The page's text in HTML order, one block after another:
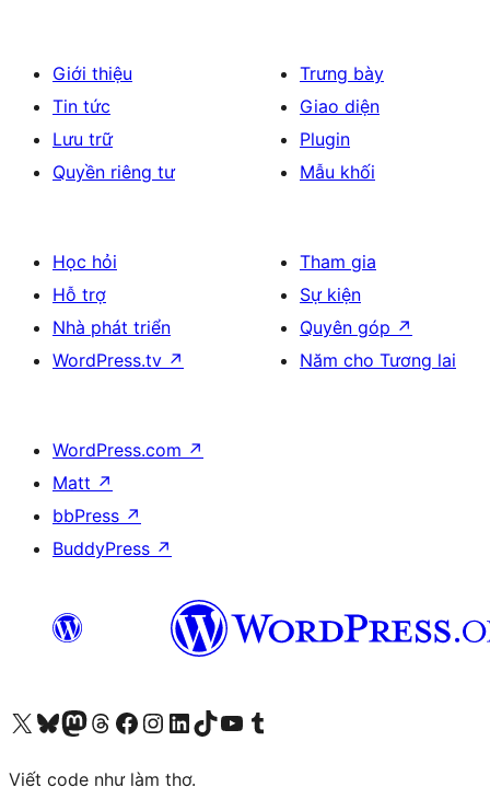
Giới thiệu
Tin tức
Lưu trữ
Quyền riêng tư
Trưng bày
Giao diện
Plugin
Mẫu khối
Học hỏi
Hỗ trợ
Nhà phát triển
WordPress.tv ↗
Tham gia
Sự kiện
Quyên góp ↗
Năm cho Tương lai
WordPress.com ↗
Matt ↗
bbPress ↗
BuddyPress ↗
Truy cập tài khoản X (trước đây là Twitter) của chúng tôiVisit our Bluesky account
Visit our Mastodon account
Visit our Threads account
Xem trang Facebook của chúng tôiTruy cập tài khoản Instagram của chúng tôiTruy cập tài khoản LinkedIn của chúng tôiVisit our TikTok account
Truy cập kênh YouTube của chúng tôi Visit our Tumblr account
Viết code như làm thơ.